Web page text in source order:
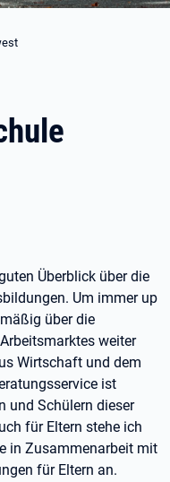
Überblick über die
Um immer up
über die
weiter
Wirtschaft und dem
ist
und Schülern dieser
für Eltern stehe ich
in Zusammenarbeit mit
für Eltern an.